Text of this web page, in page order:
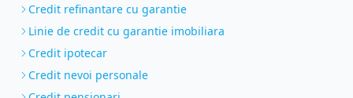
Credit refinantare cu garantie
Linie de credit cu garantie imobiliara
Credit ipotecar
Credit nevoi personale